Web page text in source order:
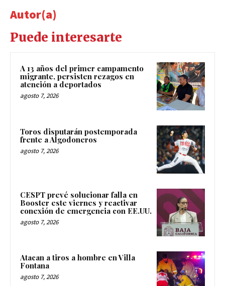
Autor(a)
Puede interesarte
A 13 años del primer campamento
migrante, persisten rezagos en
atención a deportados
agosto 7, 2026
Toros disputarán postemporada
frente a Algodoneros
agosto 7, 2026
CESPT prevé solucionar falla en
Booster este viernes y reactivar
conexión de emergencia con EE.UU.
agosto 7, 2026
Atacan a tiros a hombre en Villa
Fontana
agosto 7, 2026